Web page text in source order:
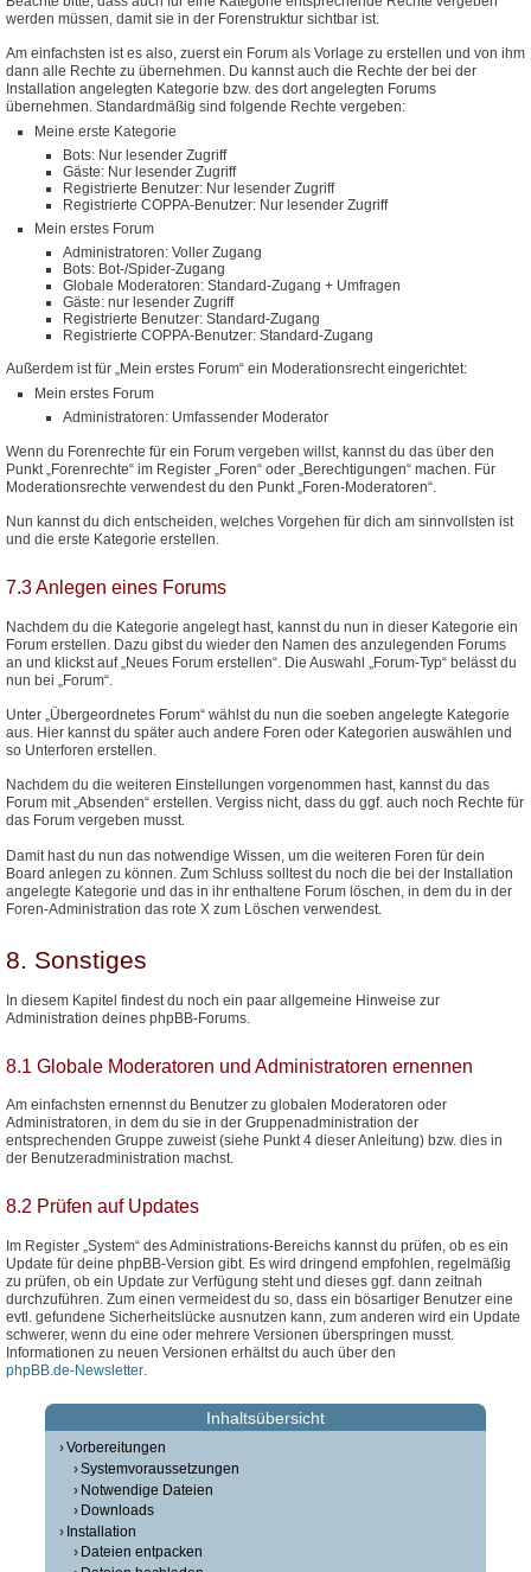
werden müssen, damit sie in der Forenstruktur sichtbar ist.
Am einfachsten ist es also, zuerst ein Forum als Vorlage zu erstellen und von ihm
dann alle Rechte zu übernehmen. Du kannst auch die Rechte der bei der
Installation angelegten Kategorie bzw. des dort angelegten Forums
übernehmen. Standardmäßig sind folgende Rechte vergeben:
Meine erste Kategorie
Bots: Nur lesender Zugriff
Gäste: Nur lesender Zugriff
Registrierte Benutzer: Nur lesender Zugriff
Registrierte COPPA-Benutzer: Nur lesender Zugriff
Mein erstes Forum
Administratoren: Voller Zugang
Bots: Bot-/Spider-Zugang
Globale Moderatoren: Standard-Zugang + Umfragen
Gäste: nur lesender Zugriff
Registrierte Benutzer: Standard-Zugang
Registrierte COPPA-Benutzer: Standard-Zugang
Außerdem ist für „Mein erstes Forum“ ein Moderationsrecht eingerichtet:
Mein erstes Forum
Administratoren: Umfassender Moderator
Wenn du Forenrechte für ein Forum vergeben willst, kannst du das über den
Punkt „Forenrechte“ im Register „Foren“ oder „Berechtigungen“ machen. Für
Moderationsrechte verwendest du den Punkt „Foren-Moderatoren“.
Nun kannst du dich entscheiden, welches Vorgehen für dich am sinnvollsten ist
und die erste Kategorie erstellen.
7.3 Anlegen eines Forums
Nachdem du die Kategorie angelegt hast, kannst du nun in dieser Kategorie ein
Forum erstellen. Dazu gibst du wieder den Namen des anzulegenden Forums
an und klickst auf „Neues Forum erstellen“. Die Auswahl „Forum-Typ“ belässt du
nun bei „Forum“.
Unter „Übergeordnetes Forum“ wählst du nun die soeben angelegte Kategorie
aus. Hier kannst du später auch andere Foren oder Kategorien auswählen und
so Unterforen erstellen.
Nachdem du die weiteren Einstellungen vorgenommen hast, kannst du das
Forum mit „Absenden“ erstellen. Vergiss nicht, dass du ggf. auch noch Rechte für
das Forum vergeben musst.
Damit hast du nun das notwendige Wissen, um die weiteren Foren für dein
Board anlegen zu können. Zum Schluss solltest du noch die bei der Installation
angelegte Kategorie und das in ihr enthaltene Forum löschen, in dem du in der
Foren-Administration das rote X zum Löschen verwendest.
8. Sonstiges
In diesem Kapitel findest du noch ein paar allgemeine Hinweise zur
Administration deines phpBB-Forums.
8.1 Globale Moderatoren und Administratoren ernennen
Am einfachsten ernennst du Benutzer zu globalen Moderatoren oder
Administratoren, in dem du sie in der Gruppenadministration der
entsprechenden Gruppe zuweist (siehe Punkt 4 dieser Anleitung) bzw. dies in
der Benutzeradministration machst.
8.2 Prüfen auf Updates
Im Register „System“ des Administrations-Bereichs kannst du prüfen, ob es ein
Update für deine phpBB-Version gibt. Es wird dringend empfohlen, regelmäßig
zu prüfen, ob ein Update zur Verfügung steht und dieses ggf. dann zeitnah
durchzuführen. Zum einen vermeidest du so, dass ein bösartiger Benutzer eine
evtl. gefundene Sicherheitslücke ausnutzen kann, zum anderen wird ein Update
schwerer, wenn du eine oder mehrere Versionen überspringen musst.
Informationen zu neuen Versionen erhältst du auch über den
phpBB.de-Newsletter.
Inhaltsübersicht
Vorbereitungen
Systemvoraussetzungen
Notwendige Dateien
Downloads
Installation
Dateien entpacken